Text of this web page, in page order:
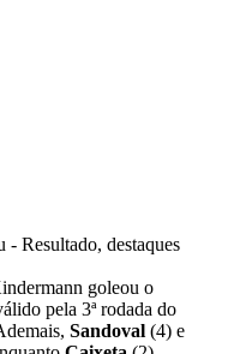
Resultado, destaques
goleou o
pela 3ª rodada do
Sandoval (4) e